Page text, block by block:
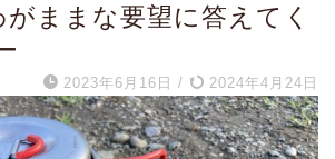
ままな要望に答えてく
2023年6月16日 / 2024年4月24日